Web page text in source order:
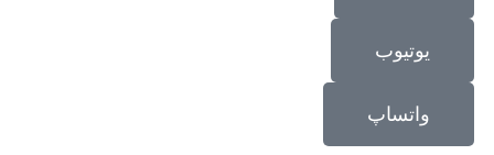
یوتیوب
واتساپ